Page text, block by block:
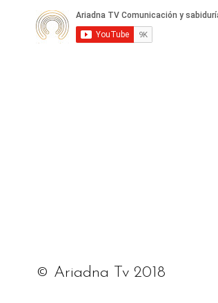
© Ariadna Tv 2018